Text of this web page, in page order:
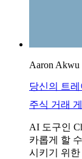
Aaron Akwu
당신의 트
주식 거래
AI 도구인
카롭게 할
시키기 위한